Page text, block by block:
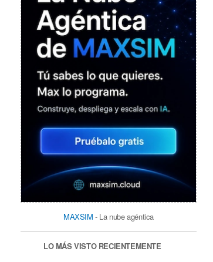
MAXSIM - La nube agéntica
LO MÁS VISTO RECIENTEMENTE